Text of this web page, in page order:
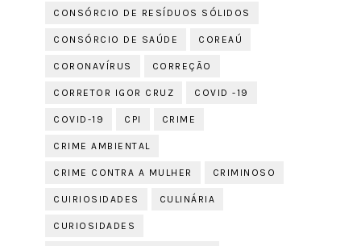
CONSÓRCIO DE RESÍDUOS SÓLIDOS
CONSÓRCIO DE SAÚDE COREAÚ
CORONAVÍRUS CORREÇÃO
CORRETOR IGOR CRUZ COVID -19
COVID-19 CPI CRIME
CRIME AMBIENTAL
CRIME CONTRA A MULHER CRIMINOSO
CUIRIOSIDADES CULINÁRIA
CURIOSIDADES